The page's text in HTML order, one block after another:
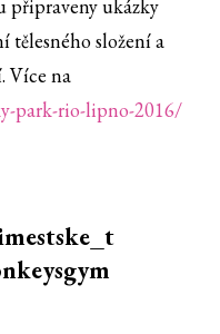
připraveny ukázky
tělesného složení a
Více na
park-rio-lipno-2016/